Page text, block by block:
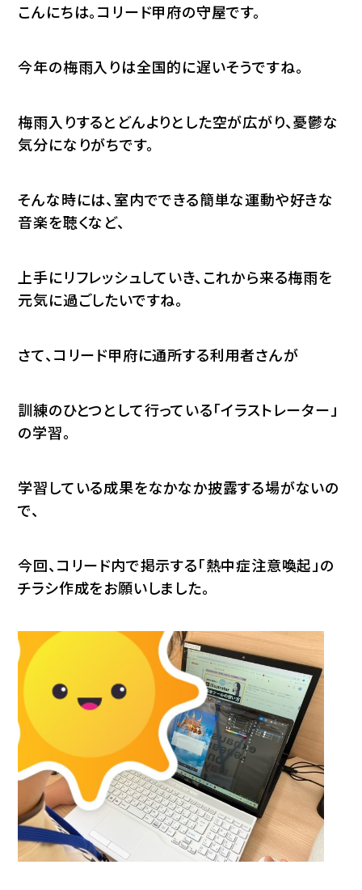
こんにちは。コリード甲府の守屋です。
今年の梅雨入りは全国的に遅いそうですね。
梅雨入りするとどんよりとした空が広がり、憂鬱な
気分になりがちです。
そんな時には、室内でできる簡単な運動や好きな
音楽を聴くなど、
上手にリフレッシュしていき、これから来る梅雨を
元気に過ごしたいですね。
さて、コリード甲府に通所する利用者さんが
訓練のひとつとして行っている「イラストレーター」
の学習。
学習している成果をなかなか披露する場がないの
で、
今回、コリード内で掲示する「熱中症注意喚起」の
チラシ作成をお願いしました。